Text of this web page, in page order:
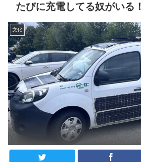
たびに充電してる奴がいる！
文化